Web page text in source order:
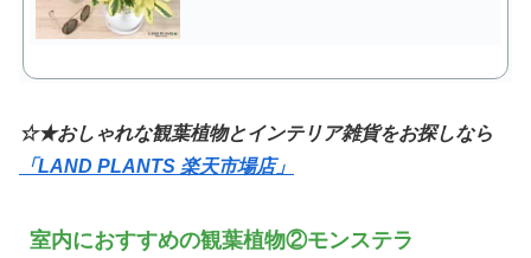
☆★おしゃれな観葉植物とインテリア雑貨をお探しなら
「LAND PLANTS 楽天市場店」
室内におすすめの観葉植物②モンステラ